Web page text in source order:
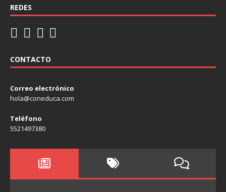
REDES
CONTACTO
Correo electrónico
hola@coneduca.com
Teléfono
5521497380